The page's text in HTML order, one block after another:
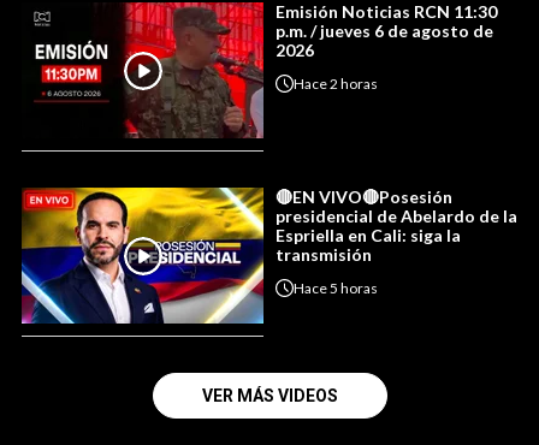
Emisión Noticias RCN 11:30
p.m. / jueves 6 de agosto de
2026
Hace2 horas
🔴EN VIVO🔴Posesión
presidencial de Abelardo de la
Espriella en Cali: siga la
transmisión
Hace5 horas
VER MÁS VIDEOS